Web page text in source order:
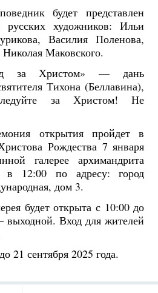
будет представлен
русских художников: Ильи
Василия Поленова,
Маковского.
за Христом» — дань
Тихона (Беллавина),
за Христом! Не
открытия пройдет в
Рождества 7 января
галерее архимандрита
в 12:00 по адресу: город
дом 3.
будет открыта с 10:00 до
выходной. Вход для жителей
21 сентября 2025 года.